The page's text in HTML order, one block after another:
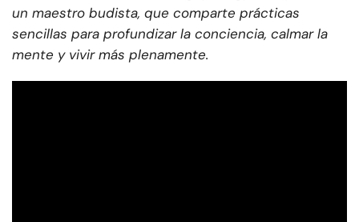
un maestro budista, que comparte prácticas
sencillas para profundizar la conciencia, calmar la
mente y vivir más plenamente.